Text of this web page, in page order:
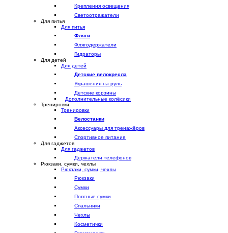
Крепления освещения
Светоотражатели
Для питья
Для питья
Фляги
Флягодержатели
Гидраторы
Для детей
Для детей
Детские велокресла
Украшения на руль
Детские корзины
Дополнительные колёсики
Тренировки
Тренировки
Велостанки
Аксессуары для тренажёров
Спортивное питание
Для гаджетов
Для гаджетов
Держатели телефонов
Рюкзаки, сумки, чехлы
Рюкзаки, сумки, чехлы
Рюкзаки
Сумки
Поясные сумки
Спальники
Чехлы
Косметички